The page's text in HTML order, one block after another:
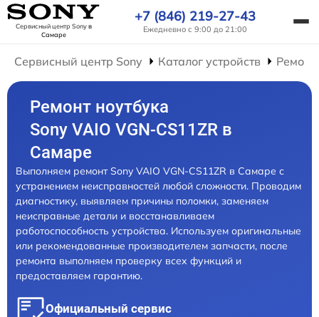
Сервисный центр Sonyв
Самаре
+7 (846) 219-27-43
Ежедневно с 9:00 до 21:00
Сервисный центр Sony Каталог устройств
Ремонт ноутбука
Sony VAIO VGN-CS11ZR в
Самаре
Выполняем ремонт Sony VAIO VGN-CS11ZR в Самаре с
устранением неисправностей любой сложности. Проводим
диагностику, выявляем причины поломки, заменяем
неисправные детали и восстанавливаем
работоспособность устройства. Используем оригинальные
или рекомендованные производителем запчасти, после
ремонта выполняем проверку всех функций и
предоставляем гарантию.
Официальный сервис